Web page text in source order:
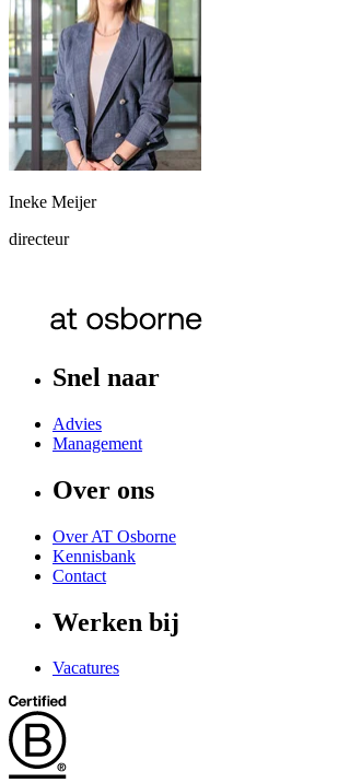
Ineke Meijer
directeur
Snel naar
Advies
Management
Over ons
Over AT Osborne
Kennisbank
Contact
Werken bij
Vacatures